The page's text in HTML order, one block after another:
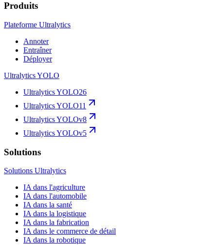
Produits
Plateforme Ultralytics
Annoter
Entraîner
Déployer
Ultralytics YOLO
Ultralytics YOLO26
Ultralytics YOLO11
Ultralytics YOLOv8
Ultralytics YOLOv5
Solutions
Solutions Ultralytics
IA dans l'agriculture
IA dans l'automobile
IA dans la santé
IA dans la logistique
IA dans la fabrication
IA dans le commerce de détail
IA dans la robotique